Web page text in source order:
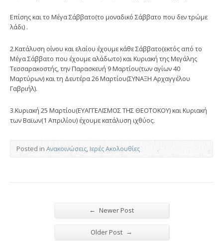
Επίσης και το Μέγα Σάββατο(το μοναδικό Σάββατο που δεν τρώμε
λάδι) .
2.Κατάλυση οίνου και ελαίου έχουμε κάθε Σάββατο(εκτός από το
Μέγα Σάββατο που έχουμε αλάδωτο) και Κυριακή της Μεγάλης
Τεσσαρακοστής, την Παρασκευή 9 Μαρτίου(των αγίων 40
Μαρτύρων) και τη Δευτέρα 26 Μαρτίου(ΣΥΝΑΞΗ Αρχαγγέλου
Γαβριήλ).
3.Κυριακή 25 Μαρτίου(ΕΥΑΓΓΕΛΙΣΜΟΣ ΤΗΣ ΘΕΟΤΟΚΟΥ) και Κυριακή
των Βαϊων(1 Απριλίου) έχουμε κατάλυση ιχθύος.
Posted in Ανακοινώσεις,Ιερές Ακολουθίες
← Newer Post
Older Post →